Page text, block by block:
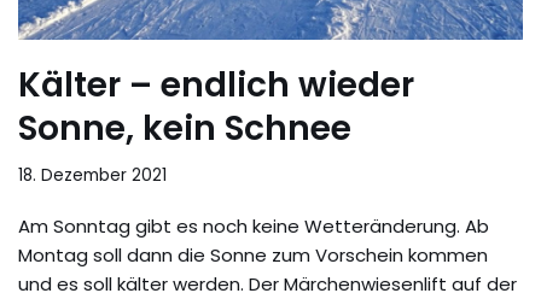
Kälter – endlich wieder
Sonne, kein Schnee
18. Dezember 2021
Am Sonntag gibt es noch keine Wetteränderung. Ab
Montag soll dann die Sonne zum Vorschein kommen
und es soll kälter werden. Der Märchenwiesenlift auf der